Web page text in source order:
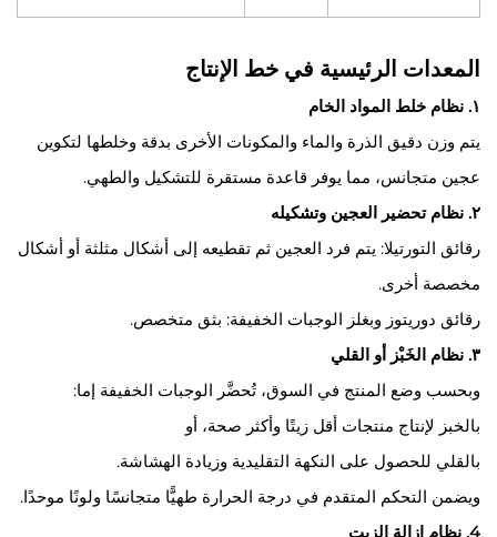
المعدات الرئيسية في خط الإنتاج
١. نظام خلط المواد الخام
يتم وزن دقيق الذرة والماء والمكونات الأخرى بدقة وخلطها لتكوين
عجين متجانس، مما يوفر قاعدة مستقرة للتشكيل والطهي.
٢. نظام تحضير العجين وتشكيله
رقائق التورتيلا: يتم فرد العجين ثم تقطيعه إلى أشكال مثلثة أو أشكال
مخصصة أخرى.
رقائق دوريتوز وبغلز الوجبات الخفيفة: بثق متخصص.
٣. نظام الخَبْز أو القلي
وبحسب وضع المنتج في السوق، تُحضَّر الوجبات الخفيفة إما:
بالخبز لإنتاج منتجات أقل زيتًا وأكثر صحة، أو
بالقلي للحصول على النكهة التقليدية وزيادة الهشاشة.
ويضمن التحكم المتقدم في درجة الحرارة طهيًّا متجانسًا ولونًا موحدًا.
4. نظام إزالة الزيت